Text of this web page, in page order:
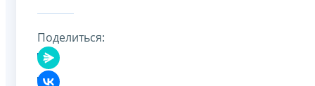
Поделиться: